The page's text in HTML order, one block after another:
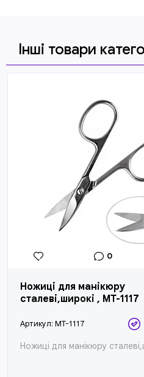
Інші товари
0
Ножиці для манікюру
сталеві,широкі , MT-1117
Артикул: MT-1117
Ножиці для манікюру